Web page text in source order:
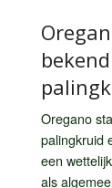
Oregano
palingkruid
een
als